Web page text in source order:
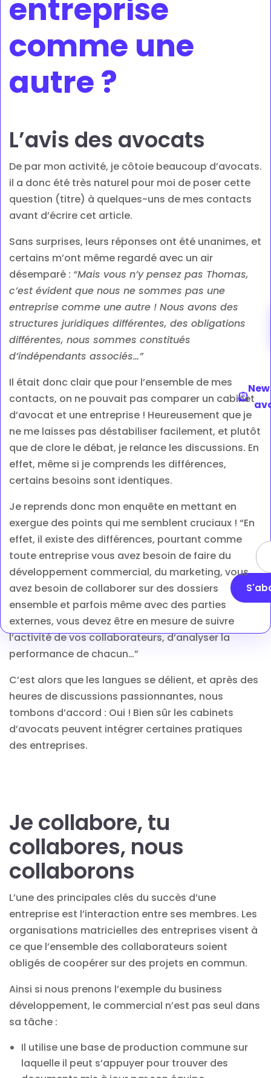
entreprise
comme une
autre ?
L’avis des avocats
De par mon activité, je côtoie beaucoup d’avocats.
il a donc été très naturel pour moi de poser cette
question (titre) à quelques-uns de mes contacts
avant d’écrire cet article.
Sans surprises, leurs réponses ont été unanimes, et
certains m’ont même regardé avec un air
désemparé : “Mais vous n’y pensez pas Thomas,
c’est évident que nous ne sommes pas une
entreprise comme une autre ! Nous avons des
structures juridiques différentes, des obligations
différentes, nous sommes constitués
d’indépendants associés…”
Il était donc clair que pour l’ensemble de mes
contacts, on ne pouvait pas comparer un cabinet
d’avocat et une entreprise ! Heureusement que je
ne me laisses pas déstabiliser facilement, et plutôt
que de clore le débat, je relance les discussions. En
effet, même si je comprends les différences,
certains besoins sont identiques.
Je reprends donc mon enquête en mettant en
exergue des points qui me semblent cruciaux ! “En
effet, il existe des différences, pourtant comme
toute entreprise vous avez besoin de faire du
développement commercial, du marketing, vous
avez besoin de collaborer sur des dossiers
ensemble et parfois même avec des parties
externes, vous devez être en mesure de suivre
l’activité de vos collaborateurs, d’analyser la
performance de chacun…”
C’est alors que les langues se délient, et après des
heures de discussions passionnantes, nous
tombons d’accord : Oui ! Bien sûr les cabinets
d’avocats peuvent intégrer certaines pratiques
des entreprises.
Je collabore, tu
collabores, nous
collaborons
L’une des principales clés du succès d’une
entreprise est l’interaction entre ses membres. Les
organisations matricielles des entreprises visent à
ce que l’ensemble des collaborateurs soient
obligés de coopérer sur des projets en commun.
Ainsi si nous prenons l’exemple du business
développement, le commercial n’est pas seul dans
sa tâche :
Il utilise une base de production commune sur
laquelle il peut s’appuyer pour trouver des